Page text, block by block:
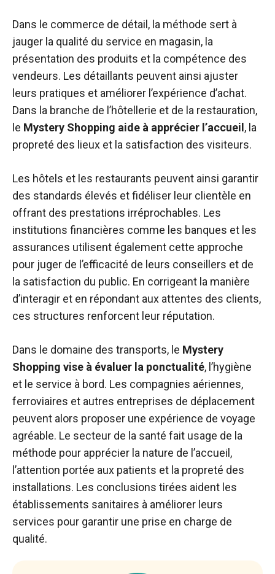
Dans le commerce de détail, la méthode sert à
jauger la qualité du service en magasin, la
présentation des produits et la compétence des
vendeurs. Les détaillants peuvent ainsi ajuster
leurs pratiques et améliorer l’expérience d’achat.
Dans la branche de l’hôtellerie et de la restauration,
le Mystery Shopping aide à apprécier l’accueil , la
propreté des lieux et la satisfaction des visiteurs.
Les hôtels et les restaurants peuvent ainsi garantir
des standards élevés et fidéliser leur clientèle en
offrant des prestations irréprochables. Les
institutions financières comme les banques et les
assurances utilisent également cette approche
pour juger de l’efficacité de leurs conseillers et de
la satisfaction du public. En corrigeant la manière
d’interagir et en répondant aux attentes des clients,
ces structures renforcent leur réputation.
Dans le domaine des transports, le Mystery
Shopping vise à évaluer la ponctualité, l’hygiène
et le service à bord. Les compagnies aériennes,
ferroviaires et autres entreprises de déplacement
peuvent alors proposer une expérience de voyage
agréable. Le secteur de la santé fait usage de la
méthode pour apprécier la nature de l’accueil,
l’attention portée aux patients et la propreté des
installations. Les conclusions tirées aident les
établissements sanitaires à améliorer leurs
services pour garantir une prise en charge de
qualité.